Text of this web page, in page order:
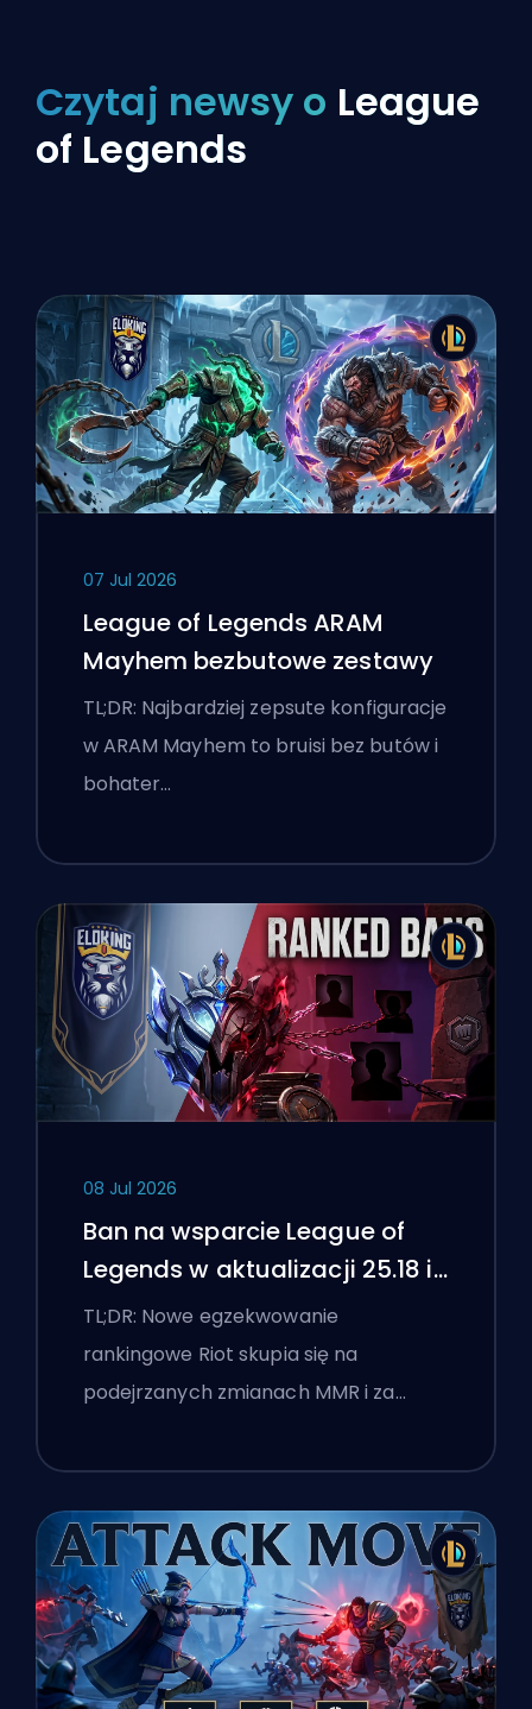
Czytaj newsy o League
of Legends
07 Jul 2026
League of Legends ARAM
Mayhem bezbutowe zestawy
TL;DR: Najbardziej zepsute konfiguracje
w ARAM Mayhem to bruisi bez butów i
bohater…
08 Jul 2026
Ban na wsparcie League of
Legends w aktualizacji 25.18 i
flagi boostingu
TL;DR: Nowe egzekwowanie
rankingowe Riot skupia się na
podejrzanych zmianach MMR i za…